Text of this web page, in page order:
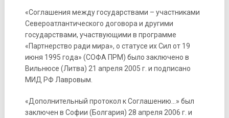
«Соглашения между государствами – участниками
Североатлантического договора и другими
государствами, участвующими в программе
«Партнерство ради мира», о статусе их Сил от 19
июня 1995 года» (СОФА ПРМ) было заключено в
Вильнюсе (Литва) 21 апреля 2005 г. и подписано
МИД РФ Лавровым.
«Дополнительный протокол к Соглашению…» был
заключен в Софии (Болгария) 28 апреля 2006 г. и